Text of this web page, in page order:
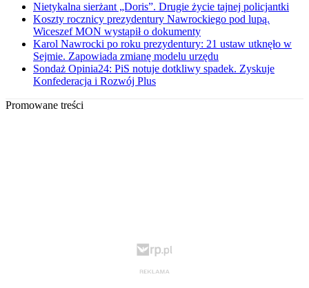
Nietykalna sierżant „Doris”. Drugie życie tajnej policjantki
Koszty rocznicy prezydentury Nawrockiego pod lupą.
Wiceszef MON wystąpił o dokumenty
Karol Nawrocki po roku prezydentury: 21 ustaw utknęło w
Sejmie. Zapowiada zmianę modelu urzędu
Sondaż Opinia24: PiS notuje dotkliwy spadek. Zyskuje
Konfederacja i Rozwój Plus
Promowane treści